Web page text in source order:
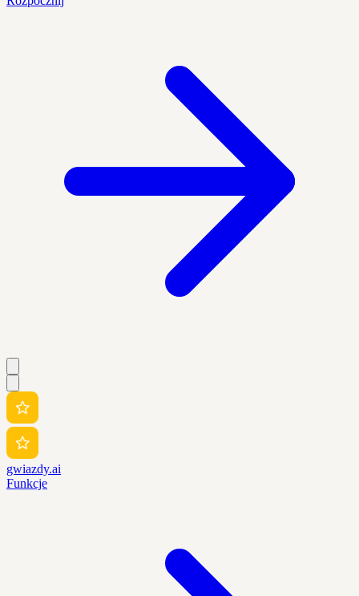
gwiazdy.ai
Funkcje